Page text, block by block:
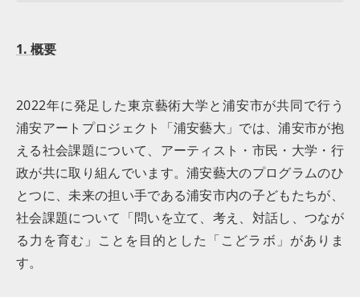
1. 概要
2022年に発足した東京藝術大学と浦安市が共同で行う
浦安アートプロジェクト「浦安藝大」では、浦安市が抱
える社会課題について、アーティスト・市民・大学・行
政が共に取り組んでいます。浦安藝大のプログラムのひ
とつに、未来の担い手である浦安市内の子どもたちが、
社会課題について「問いを立て、考え、対話し、つなが
る力を育む」ことを目的とした「こどラボ」がありま
す。